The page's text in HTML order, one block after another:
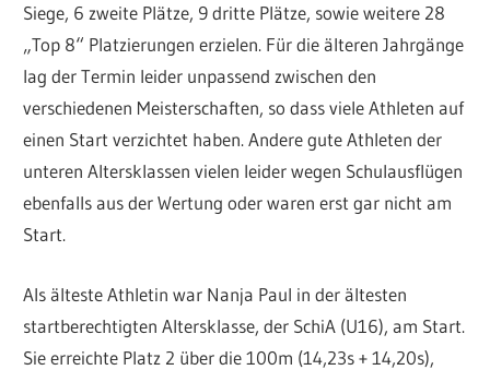
Siege, 6 zweite Plätze, 9 dritte Plätze, sowie weitere 28
„Top 8“ Platzierungen erzielen. Für die älteren Jahrgänge
lag der Termin leider unpassend zwischen den
verschiedenen Meisterschaften, so dass viele Athleten auf
einen Start verzichtet haben. Andere gute Athleten der
unteren Altersklassen vielen leider wegen Schulausflügen
ebenfalls aus der Wertung oder waren erst gar nicht am
Start.
Als älteste Athletin war Nanja Paul in der ältesten
startberechtigten Altersklasse, der SchiA (U16), am Start.
Sie erreichte Platz 2 über die 100m (14,23s + 14,20s),